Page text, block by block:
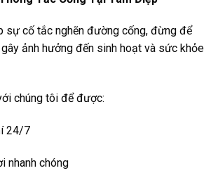
sự cố tắc nghẽn đường cống, đừng để
ảnh hưởng đến sinh hoạt và sức khỏe
chúng tôi để được:
24/7
nhanh chóng